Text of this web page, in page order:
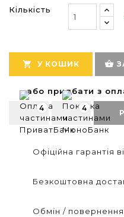
Кількість
 У КОШИК shopping_basket
або придбати з
4 4
Офіційна гарантія
Безкоштовна
Обмін /